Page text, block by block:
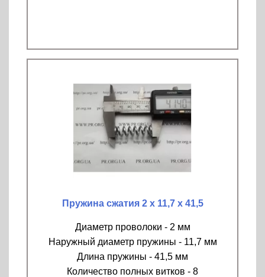
Пружина сжатия 2 х 11,7 х 41,5
Диаметр проволоки - 2 мм
Наружный диаметр пружины - 11,7 мм
Длина пружины - 41,5 мм
Количество полных витков - 8